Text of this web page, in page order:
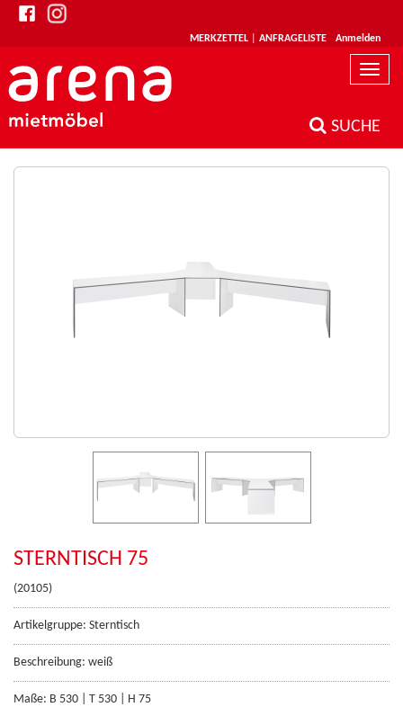
MERKZETTEL ANFRAGELISTE Anmelden
Toggle
SUCHE
STERNTISCH 75
(20105)
Artikelgruppe: Sterntisch
Beschreibung: weiß
Maße: B 530 | T 530 | H 75